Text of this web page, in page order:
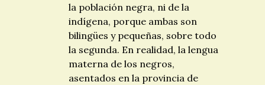
la población negra, ni de la
indígena, porque ambas son
bilingües y pequeñas, sobre todo
la segunda. En realidad, la lengua
materna de los negros,
asentados en la provincia de